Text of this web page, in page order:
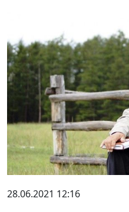
28.06.2021 12:16